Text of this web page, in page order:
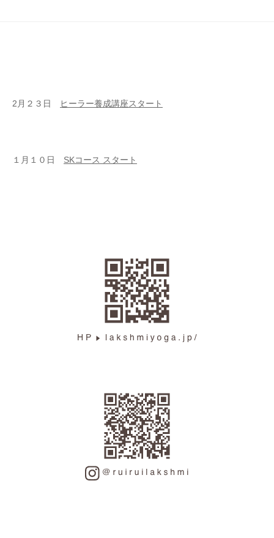
2月２３日 ヒーラー養成講座スタート
１月１０日 SKコース スタート